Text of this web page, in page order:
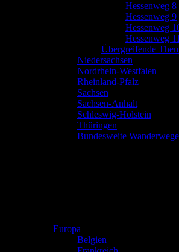
Hessenweg 8
Hessenweg 9
Hessenweg
Hessenweg 11
Übergreifende
Niedersachsen
Nordrhein-Westfalen
Rheinland-Pfalz
Sachsen
Sachsen-Anhalt
Schleswig-Holstein
Thüringen
Bundesweite Wanderwege
Europa
Belgien